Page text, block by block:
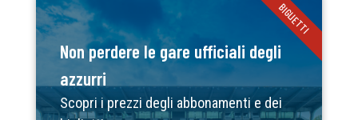
Non perdere le gare ufficiali degli
azzurri
Scopri i prezzi degli abbonamenti e dei
BIGLIETTI